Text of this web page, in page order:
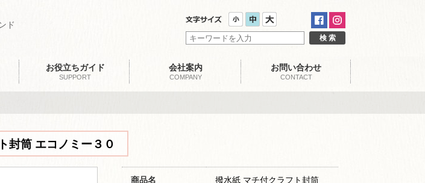
ド
お役立ちガイド
SUPPORT
会社案内
COMPANY
お問い合わせ
CONTACT
封筒 エコノミー３０
商品名
撥水紙 マチ付クラフト封筒